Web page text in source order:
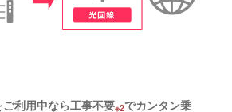
利用中なら工事不要※2でカンタン乗